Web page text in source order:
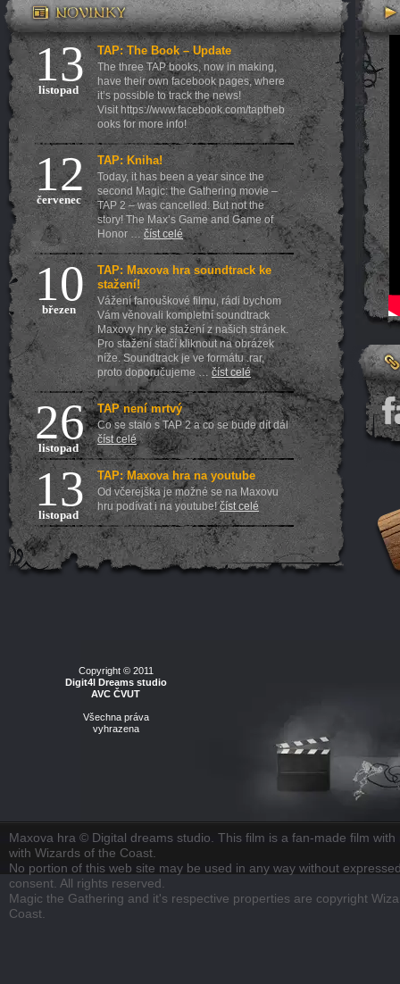
13
listopad
TAP: The Book – Update
The three TAP books, now in making,
have their own facebook pages, where
it’s possible to track the news!
Visit https://www.facebook.com/taptheb
ooks for more info!
12
červenec
TAP: Kniha!
Today, it has been a year since the
second Magic: the Gathering movie –
TAP 2 – was cancelled. But not the
story! The Max’s Game and Game of
Honor …číst celé
10
březen
TAP: Maxova hra soundtrack ke
stažení!
Vážení fanouškové filmu, rádi bychom
Vám věnovali kompletní soundtrack
Maxovy hry ke stažení z našich stránek.
Pro stažení stačí kliknout na obrázek
níže. Soundtrack je ve formátu .rar,
proto doporučujeme … číst celé
26
listopad
TAP není mrtvý
Co se stalo s TAP 2 a co se bude dít dál
číst celé
13
listopad
TAP: Maxova hra na youtube
Od včerejška je možné se na Maxovu
hru podívat i na youtube!číst celé
Copyright © 2011
Digit4l Dreams studio
AVC ČVUT
Všechna práva
vyhrazena
Maxova hra © Digital dreams studio. This film is a fan-made film with
with Wizards of the Coast.
No portion of this web site may be used in any way without
consent. All rights reserved.
Magic the Gathering and it's respective properties are copyright
Coast.